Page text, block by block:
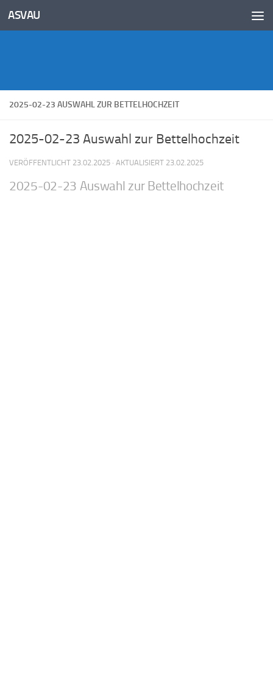
springen
Unter dem Inhalt
ASVAU
2025-02-23 AUSWAHL ZUR BETTELHOCHZEIT
2025-02-23 Auswahl zur Bettelhochzeit
VERÖFFENTLICHT 23.02.2025 · AKTUALISIERT 23.02.2025
2025-02-23 Auswahl zur Bettelhochzeit